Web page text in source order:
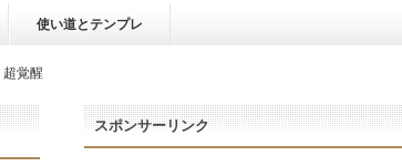
使い道とテンプレ
超覚醒
スポンサーリンク